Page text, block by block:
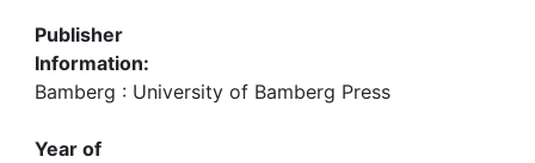
Publisher
Information:
Bamberg : University of Bamberg Press
Year of